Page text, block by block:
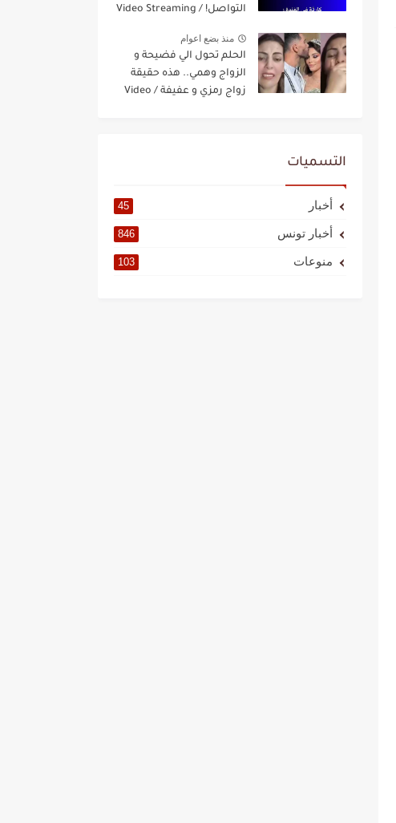
التواصل! / Video Streaming
منذ بضع اعوام
الحلم تحول الي فضيحة و
الزواج وهمي.. هذه حقيقة
زواج رمزي و عفيفة / Video
التسميات
أخبار 45
أخبار تونس 846
منوعات 103